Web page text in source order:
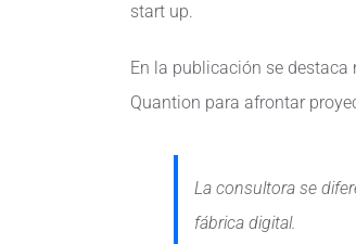
start up.
En la publicación se
Quantion para afrontar
La consultora se
fábrica digital.